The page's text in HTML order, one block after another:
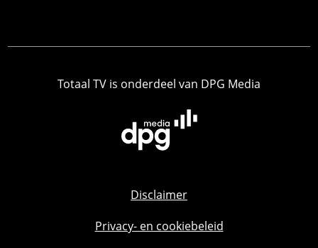
Totaal TV is onderdeel van DPG Media
Disclaimer
Privacy- en cookiebeleid